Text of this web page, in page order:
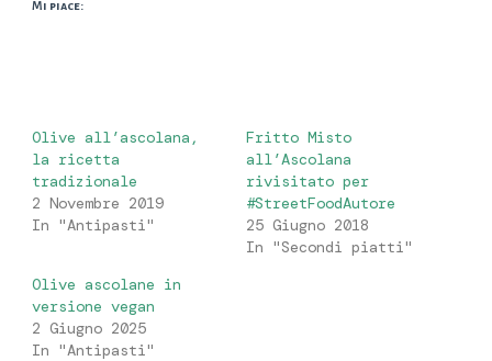
Mi piace:
Olive all’ascolana,
la ricetta
tradizionale
2 Novembre 2019
In "Antipasti"
Fritto Misto
all’Ascolana
rivisitato per
#StreetFoodAutore
25 Giugno 2018
In "Secondi piatti"
Olive ascolane in
versione vegan
2 Giugno 2025
In "Antipasti"